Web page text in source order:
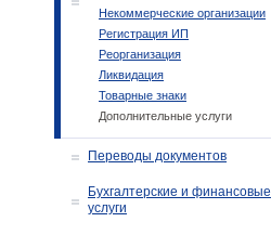
Некоммерческие организации
Регистрация ИП
Реорганизация
Ликвидация
Товарные знаки
Дополнительные услуги
Переводы документов
Бухгалтерские и финансовые
услуги